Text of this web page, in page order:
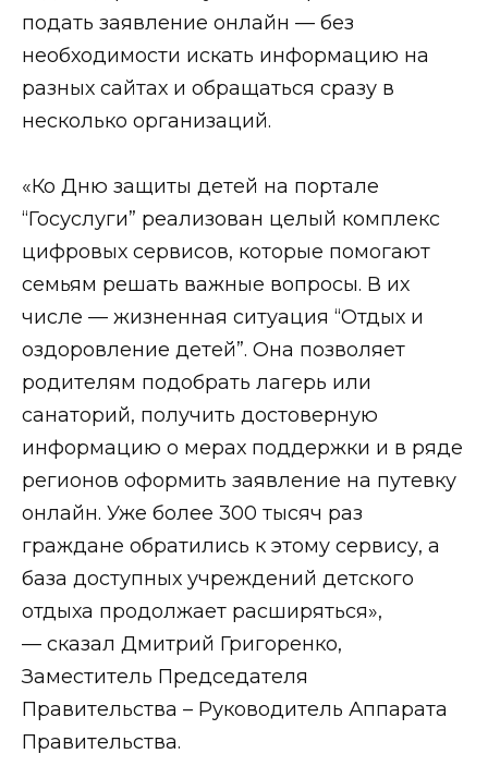
подать заявление онлайн — без
необходимости искать информацию на
разных сайтах и обращаться сразу в
несколько организаций.
«Ко Дню защиты детей на портале
“Госуслуги” реализован целый комплекс
цифровых сервисов, которые помогают
семьям решать важные вопросы. В их
числе — жизненная ситуация “Отдых и
оздоровление детей”. Она позволяет
родителям подобрать лагерь или
санаторий, получить достоверную
информацию о мерах поддержки и в ряде
регионов оформить заявление на путевку
онлайн. Уже более 300 тысяч раз
граждане обратились к этому сервису, а
база доступных учреждений детского
отдыха продолжает расширяться»,
— сказал Дмитрий Григоренко,
Заместитель Председателя
Правительства – Руководитель Аппарата
Правительства.